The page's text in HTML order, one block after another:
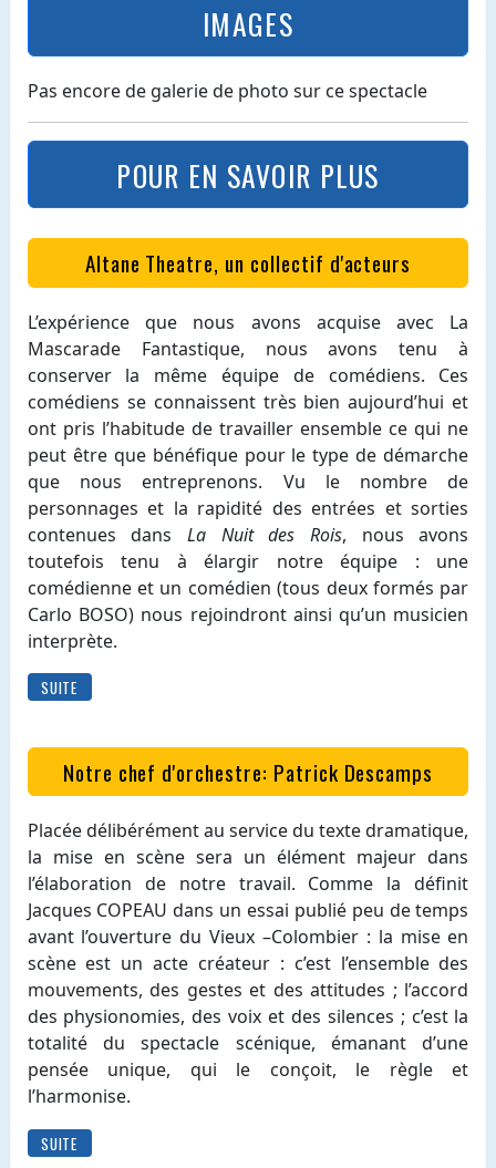
IMAGES
Pas encore de galerie de photo sur ce spectacle
POUR EN SAVOIR PLUS
Altane Theatre, un collectif d'acteurs
L’expérience que nous avons acquise avec La
Mascarade Fantastique, nous avons tenu à
conserver la même équipe de comédiens. Ces
comédiens se connaissent très bien aujourd’hui et
ont pris l’habitude de travailler ensemble ce qui ne
peut être que bénéfique pour le type de démarche
que nous entreprenons. Vu le nombre de
personnages et la rapidité des entrées et sorties
contenues dans La Nuit des Rois, nous avons
toutefois tenu à élargir notre équipe : une
comédienne et un comédien (tous deux formés par
Carlo BOSO) nous rejoindront ainsi qu’un musicien
interprète.
SUITE
Notre chef d'orchestre: Patrick Descamps
Placée délibérément au service du texte dramatique,
la mise en scène sera un élément majeur dans
l’élaboration de notre travail. Comme la définit
Jacques COPEAU dans un essai publié peu de temps
avant l’ouverture du Vieux –Colombier : la mise en
scène est un acte créateur : c’est l’ensemble des
mouvements, des gestes et des attitudes ; l’accord
des physionomies, des voix et des silences ; c’est la
totalité du spectacle scénique, émanant d’une
pensée unique, qui le conçoit, le règle et
l’harmonise.
SUITE